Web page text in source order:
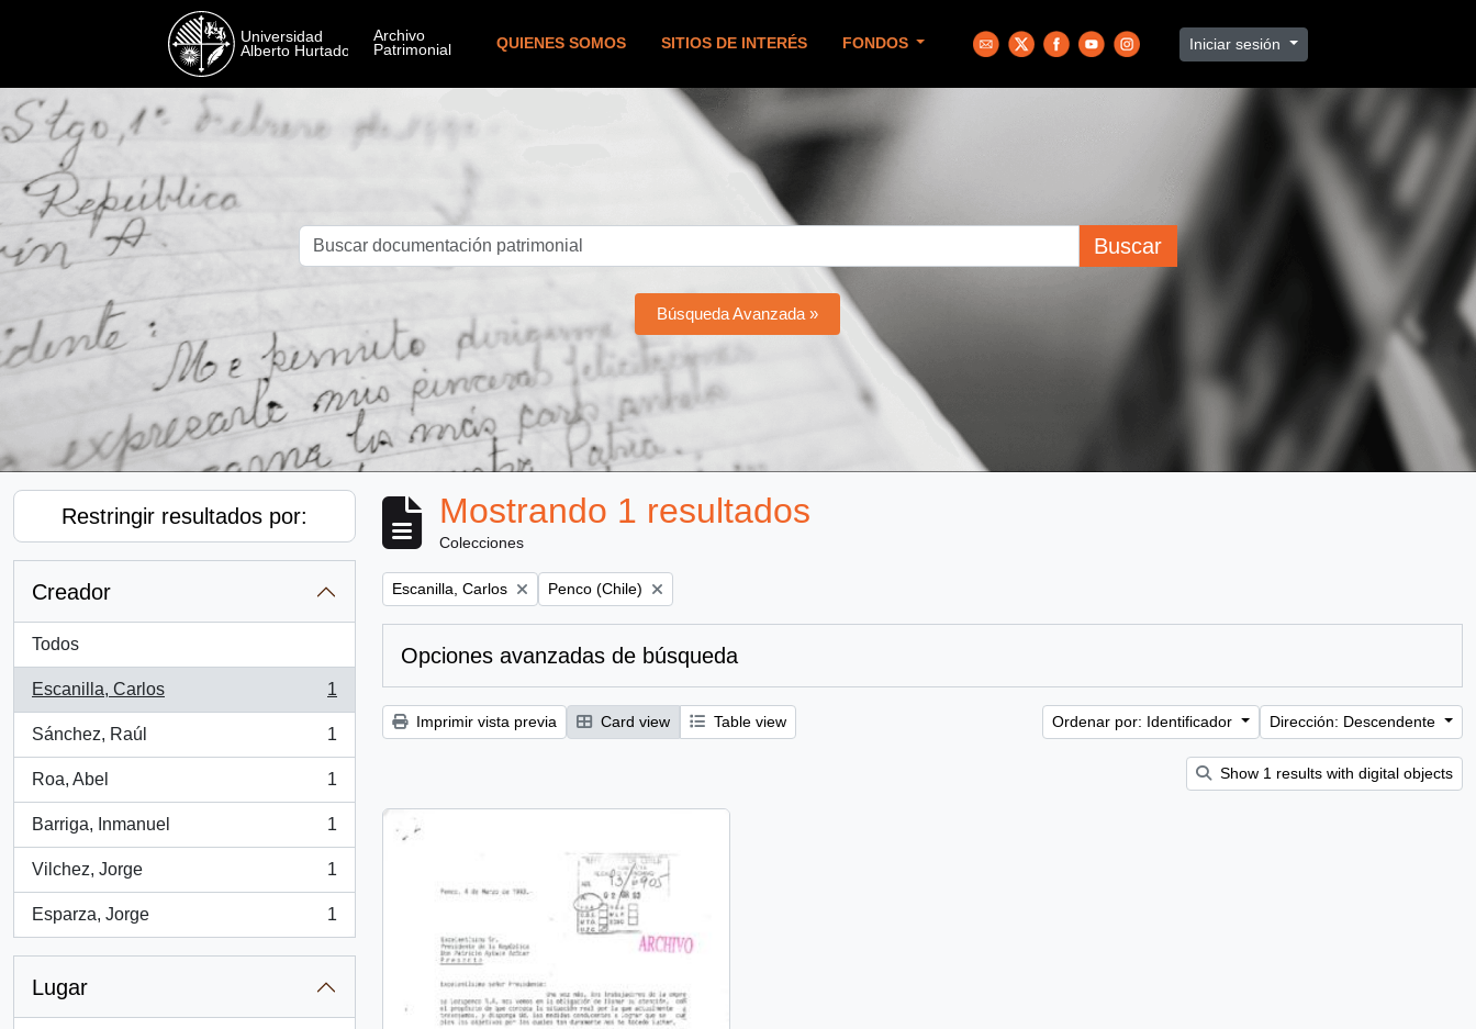
QUIENES SOMOS SITIOS DE INTERÉS FONDOS Iniciar sesión
Buscar
Búsqueda Avanzada »
Restringir resultados por:
Creador
Todos
Escanilla, Carlos
, 1 resultados
1
Sánchez, Raúl
, 1 resultados
1
Roa, Abel
, 1 resultados
1
Barriga, Inmanuel
, 1 resultados
1
Vilchez, Jorge
, 1 resultados
1
Esparza, Jorge
, 1 resultados
1
Lugar
Mostrando 1 resultados
Colecciones
Remove filter:
Escanilla, Carlos Remove filter:
Penco (Chile)
Opciones avanzadas de búsqueda
Imprimir vista previa Card view Table view Ordenar por: Identificador Dirección: Descendente
Show 1 results with digital objects